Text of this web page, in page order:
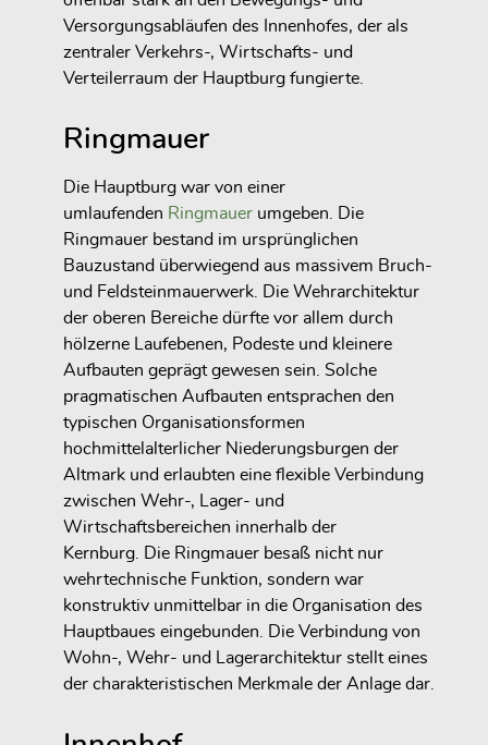
Versorgungsabläufen des Innenhofes, der als
zentraler Verkehrs-, Wirtschafts- und
Verteilerraum der Hauptburg fungierte.
Ringmauer
Die Hauptburg war von einer
umlaufenden Ringmauer umgeben. Die
Ringmauer bestand im ursprünglichen
Bauzustand überwiegend aus massivem Bruch-
und Feldsteinmauerwerk. Die Wehrarchitektur
der oberen Bereiche dürfte vor allem durch
hölzerne Laufebenen, Podeste und kleinere
Aufbauten geprägt gewesen sein. Solche
pragmatischen Aufbauten entsprachen den
typischen Organisationsformen
hochmittelalterlicher Niederungsburgen der
Altmark und erlaubten eine flexible Verbindung
zwischen Wehr-, Lager- und
Wirtschaftsbereichen innerhalb der
Kernburg. Die Ringmauer besaß nicht nur
wehrtechnische Funktion, sondern war
konstruktiv unmittelbar in die Organisation des
Hauptbaues eingebunden. Die Verbindung von
Wohn-, Wehr- und Lagerarchitektur stellt eines
der charakteristischen Merkmale der Anlage dar.